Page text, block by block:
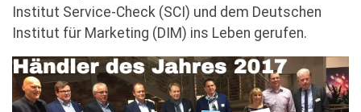
Institut Service-Check (SCI) und dem Deutschen
Institut für Marketing (DIM) ins Leben gerufen.